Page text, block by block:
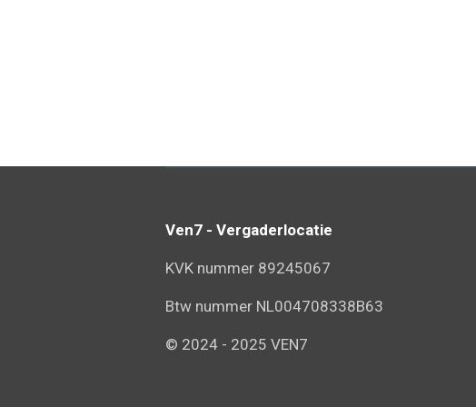
Ven7 - Vergaderlocatie
KVK nummer 89245067
Btw nummer NL004708338B63
© 2024 - 2025 VEN7